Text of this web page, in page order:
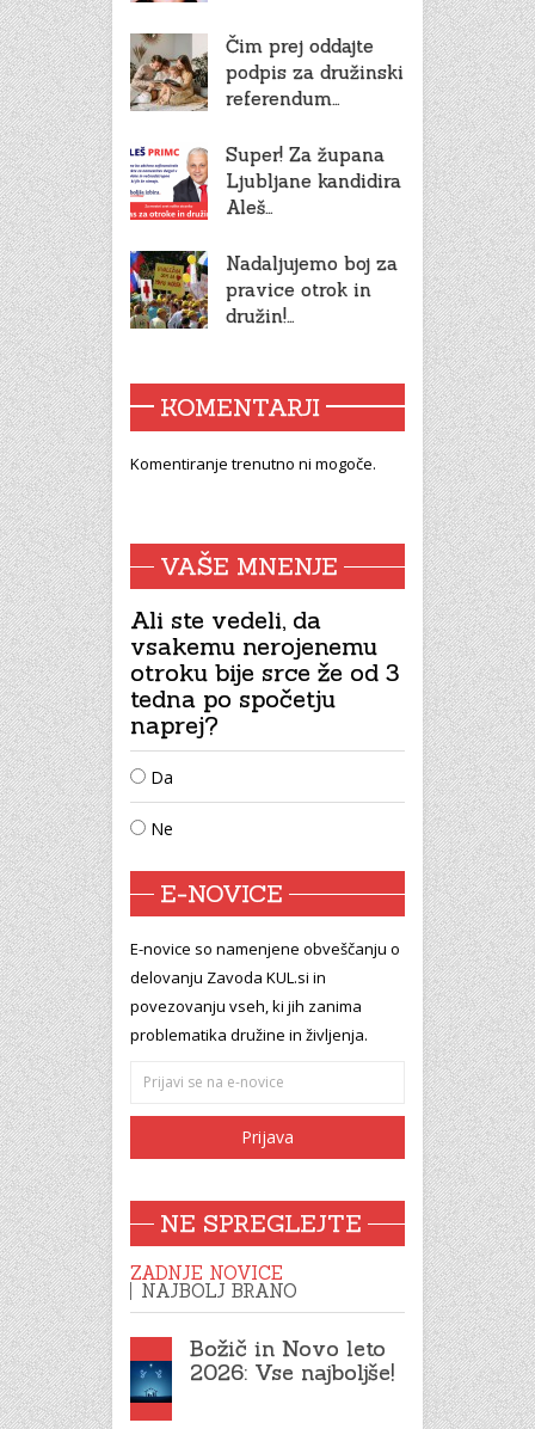
Čim prej oddajte
podpis za družinski
referendum…
Super! Za župana
Ljubljane kandidira
Aleš…
Nadaljujemo boj za
pravice otrok in
družin!…
KOMENTARJI
Komentiranje trenutno ni mogoče.
VAŠE MNENJE
Ali ste vedeli, da
vsakemu nerojenemu
otroku bije srce že od 3
tedna po spočetju
naprej?
Da
Ne
E-NOVICE
E-novice so namenjene obveščanju o
delovanju Zavoda KUL.si in
povezovanju vseh, ki jih zanima
problematika družine in življenja.
NE SPREGLEJTE
ZADNJE NOVICE
NAJBOLJ BRANO
Božič in Novo leto
2026: Vse najboljše!